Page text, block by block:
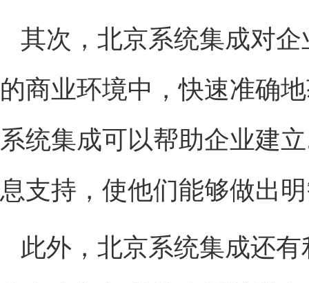
其次，北京系统集成对
的商业环境中，快速准确
系统集成可以帮助企业建
息支持，使他们能够做出
此外，北京系统集成还